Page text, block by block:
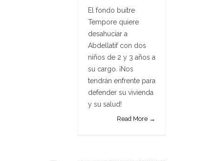
El fondo buitre
Tempore quiere
desahuciar a
Abdellatif con dos
niños de 2 y 3 años a
su cargo. ¡Nos
tendrán enfrente para
defender su vivienda
y su salud!
Read More →